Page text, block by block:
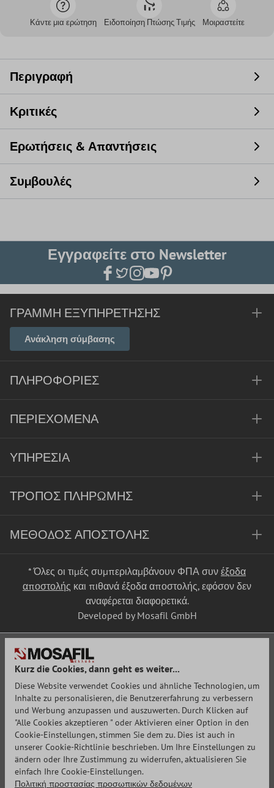
Κάντε μια ερώτηση Ειδοποίηση Πτώσης Τιμής Μοιραστείτε
Περιγραφή
Κριτικές
Ερωτήσεις & Απαντήσεις
Συμβουλές
Εγγραφείτε στο Newsletter
ΓΡΑΜΜΉ ΕΞΥΠΗΡΈΤΗΣΗΣ
Ανάκληση σύμβασης
ΠΛΗΡΟΦΟΡΊΕΣ
ΠΕΡΙΕΧΌΜΕΝΑ
ΥΠΗΡΕΣΊΑ
ΤΡΌΠΟΣ ΠΛΗΡΩΜΉΣ
ΜΈΘΟΔΟΣ ΑΠΟΣΤΟΛΉΣ
* Όλες οι τιμές συμπεριλαμβάνουν ΦΠΑ συν έξοδα
αποστολής και πιθανά έξοδα αποστολής, εφόσον δεν
αναφέρεται διαφορετικά.
Developed by Mosafil GmbH
Kurz die Cookies, dann geht es weiter...
Diese Website verwendet Cookies und ähnliche Technologien, um
Inhalte zu personalisieren, die Benutzererfahrung zu verbessern
und Werbung anzupassen und auszuwerten. Durch Klicken auf
"Alle Cookies akzeptieren " oder Aktivieren einer Option in den
Cookie-Einstellungen, stimmen Sie dem zu. Dies ist auch in
unserer Cookie-Richtlinie beschrieben. Um Ihre Einstellungen zu
ändern oder Ihre Zustimmung zu widerrufen, aktualisieren Sie
einfach Ihre Cookie-Einstellungen.
Πολιτική προστασίας προσωπικών δεδομένων